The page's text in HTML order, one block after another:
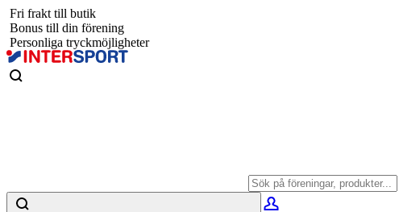
Fri frakt till butik
Bonus till din förening
Personliga tryckmöjligheter